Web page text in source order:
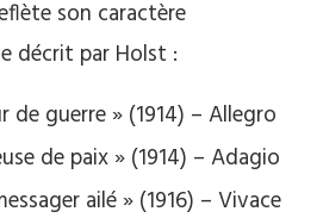
son caractère
décrit par Holst :
de guerre » (1914) – Allegro
de paix » (1914) – Adagio
ailé » (1916) – Vivace